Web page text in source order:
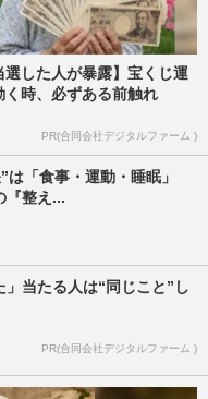
選した人が暴露】宝くじ運
く時、必ずある前触れ
PR(合同会社デジタルファーム )
「食事・運動・睡眠」
『整え...
」当たる人は“同じこと”し
PR(合同会社デジタルファーム )